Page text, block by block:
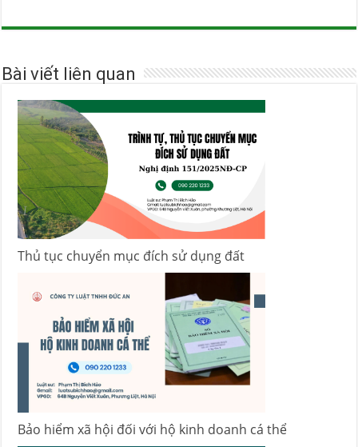
Bài viết liên quan
Thủ tục chuyển mục đích sử dụng đất
Bảo hiểm xã hội đối với hộ kinh doanh cá thể